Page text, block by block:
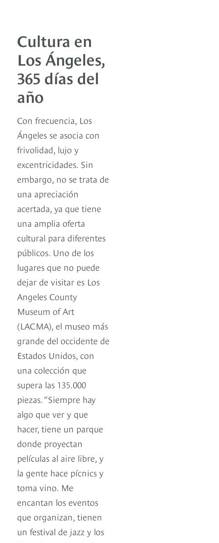
Cultura en
Los Ángeles,
365 días del
año
Con frecuencia, Los
Ángeles se asocia con
frivolidad, lujo y
excentricidades. Sin
embargo, no se trata de
una apreciación
acertada, ya que tiene
una amplia oferta
cultural para diferentes
públicos. Uno de los
lugares que no puede
dejar de visitar es Los
Angeles County
Museum of Art
(LACMA), el museo más
grande del occidente de
Estados Unidos, con
una colección que
supera las 135.000
piezas. “Siempre hay
algo que ver y que
hacer, tiene un parque
donde proyectan
películas al aire libre, y
la gente hace pícnics y
toma vino. Me
encantan los eventos
que organizan, tienen
un festival de jazz y los